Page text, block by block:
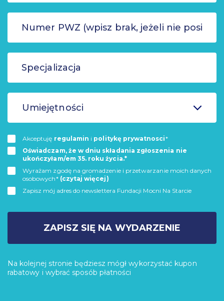
Umiejętności
Akceptuję regulamin i politykę prywatnosci*
Oświadczam, że w dniu składania zgłoszenia nie
ukończyłam/em 35. roku życia.*
Wyrażam zgodę na gromadzenie i przetwarzanie moich danych
osobowych* (czytaj więcej)
Zapisz mój adres do newslettera Fundacji Mocni Na Starcie
ZAPISZ SIĘ NA WYDARZENIE
Na kolejnej stronie będziesz mógł wykorzystać kupon
rabatowy i wybrać sposób płatności